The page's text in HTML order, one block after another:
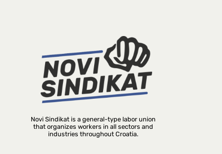
Novi Sindikat is a general-type labor union
that organizes workers in all sectors and
industries throughout Croatia.